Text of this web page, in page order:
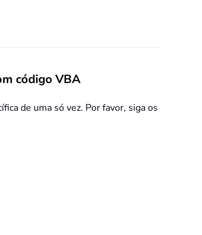
código VBA
de uma só vez. Por favor, siga os